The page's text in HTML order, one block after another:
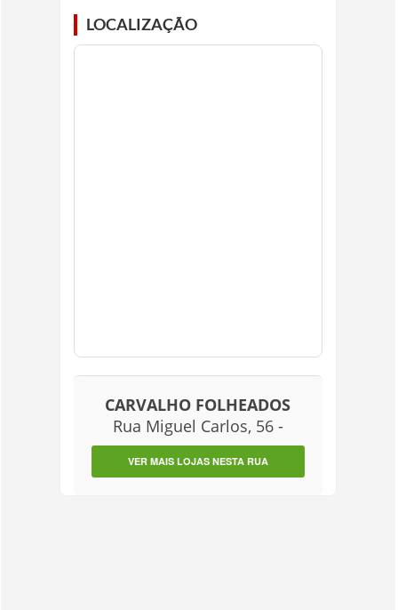
LOCALIZAÇÃO
CARVALHO FOLHEADOS
Rua Miguel Carlos, 56 -
VER MAIS LOJAS NESTA RUA